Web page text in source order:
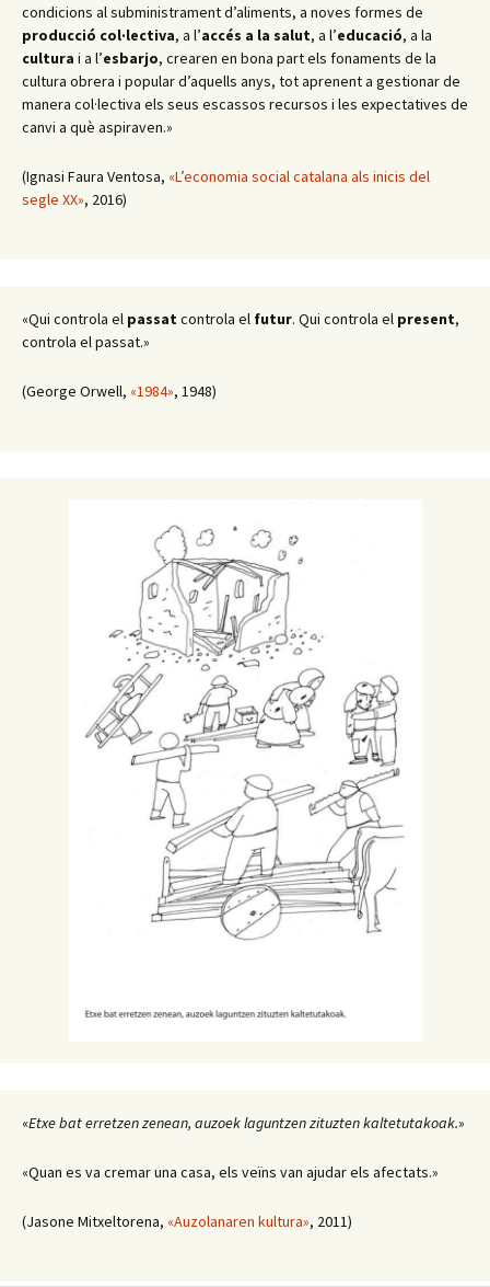
condicions al subministrament d’aliments, a noves formes de
producció col·lectiva, a l’accés a la salut, a l’educació, a la
cultura i a l’esbarjo, crearen en bona part els fonaments de la
cultura obrera i popular d’aquells anys, tot aprenent a gestionar de
manera col·lectiva els seus escassos recursos i les expectatives de
canvi a què aspiraven.»
(Ignasi Faura Ventosa, «L’economia social catalana als inicis del
segle XX», 2016)
«Qui controla el passat controla el futur. Qui controla el present,
controla el passat.»
(George Orwell, «1984», 1948)
«Etxe bat erretzen zenean, auzoek laguntzen zituzten kaltetutakoak.»
«Quan es va cremar una casa, els veïns van ajudar els afectats.»
(Jasone Mitxeltorena, «Auzolanaren kultura», 2011)